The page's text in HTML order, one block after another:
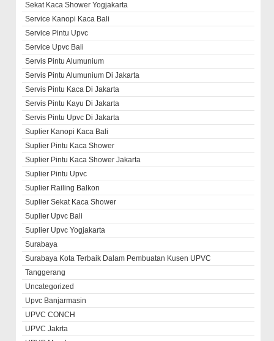
Sekat Kaca Shower Yogjakarta
Service Kanopi Kaca Bali
Service Pintu Upvc
Service Upvc Bali
Servis Pintu Alumunium
Servis Pintu Alumunium Di Jakarta
Servis Pintu Kaca Di Jakarta
Servis Pintu Kayu Di Jakarta
Servis Pintu Upvc Di Jakarta
Suplier Kanopi Kaca Bali
Suplier Pintu Kaca Shower
Suplier Pintu Kaca Shower Jakarta
Suplier Pintu Upvc
Suplier Railing Balkon
Suplier Sekat Kaca Shower
Suplier Upvc Bali
Suplier Upvc Yogjakarta
Surabaya
Surabaya Kota Terbaik Dalam Pembuatan Kusen UPVC
Tanggerang
Uncategorized
Upvc Banjarmasin
UPVC CONCH
UPVC Jakrta